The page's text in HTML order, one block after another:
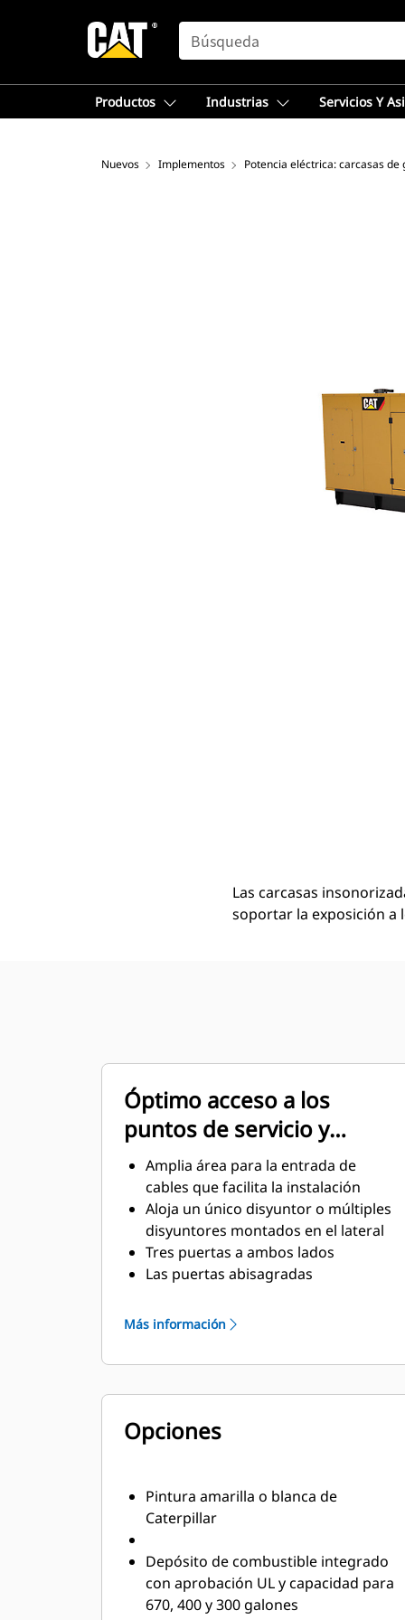
SEARCH
Productos Industrias Servicios Y
Nuevos Implementos
Las carcasas
soportar la exposición a
Óptimo acceso a los
puntos de servicio y
mantenimiento
Amplia área para la entrada de
cables que facilita la instalación
Aloja un único disyuntor o múltiples
disyuntores montados en el lateral
Tres puertas a ambos lados
Las puertas abisagradas
con una apertura de 180° y una
Drenajes de refrigerante y aceite
Tapa de llenado del radiador
Más información
Opciones
Pintura amarilla o blanca de
Caterpillar
Depósito de combustible integrado
con aprobación UL y capacidad para
670, 400 y 300 galones